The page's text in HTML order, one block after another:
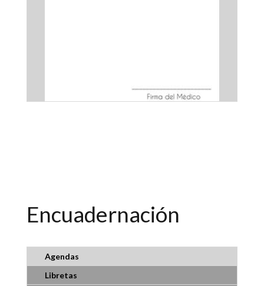
Encuadernación
Agendas
Libretas